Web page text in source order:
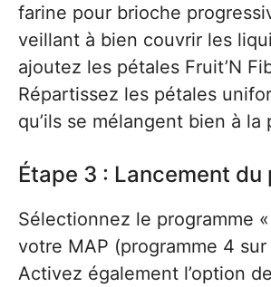
farine pour brioche
veillant à bien couvrir les
ajoutez les pétales Fruit’N
Répartissez les pétales
qu’ils se mélangent bien à la
Étape 3 : Lancement du
Sélectionnez le programme
votre MAP (programme 4
Activez également l’option